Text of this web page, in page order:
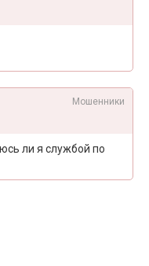
Мошенники
ли я службой по